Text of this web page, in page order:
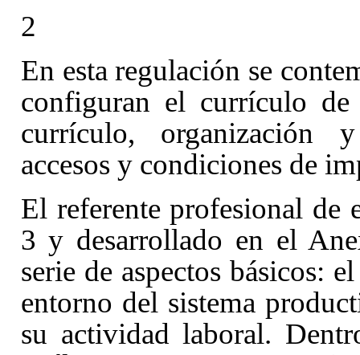
2
En esta regulación se
configuran el currículo de
currículo, organización
accesos y condiciones de
El referente profesional de
3y desarrollado en el
serie de aspectos básicos:
entorno del sistema
su actividad laboral.